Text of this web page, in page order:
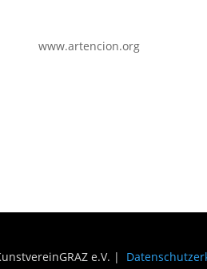
www.artencion.org
e.V. |